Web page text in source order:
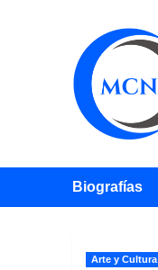
Biografías
Arte y Cultura